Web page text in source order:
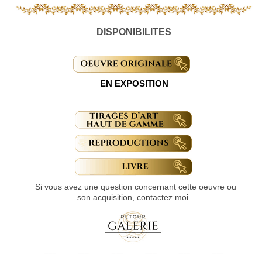
DISPONIBILITES
EN EXPOSITION
Si vous avez une question concernant cette oeuvre ou
son acquisition, contactez moi.